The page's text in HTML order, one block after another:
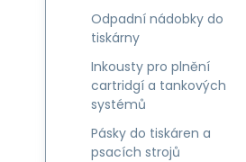
Odpadní nádobky do
tiskárny
Inkousty pro plnění
cartridgí a tankových
systémů
Pásky do tiskáren a
psacích strojů